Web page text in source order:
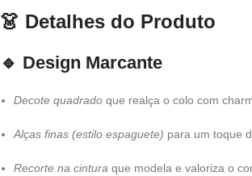
👗 Detalhes do Produto
🔹 Design Marcante
Decote quadrado que realça o colo com
Alças finas (estilo espaguete) para um toque
Recorte na cintura que modela e valoriza o